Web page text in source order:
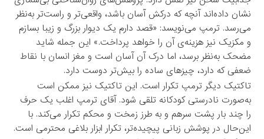
نشان داده‌اند آنچه که درکش آسان باشد، واقعی‌تر و راست‌تر به‌نظر
می‌رسد. ترمپ می‌نویسد: «قصد دارم یک دیوار بزرگ و زیبا بسازم
و مکزیک نیز هزینه‌ی آن را خواهد پرداخت.» این جمله شاید
مضحک به‌نظر برسد، اما درک آن آسان است و مغز انسان با نقاط
ضعفی که دارد، چیزهای ساده را بیش‌تر دوست دارد.
تاکتیک دیگر ترمپ تکرار است. این تاکتیک نیز ممکن است
به‌صورت نادرستی کودکانه تلقی شود. آقای ترمپ اغلب یک حرف
را چند بار پشت سرهم و به طرز زمخت و محکم تکرار می‌کند. با
این‌حال در پوشش زبانی پیچیده‌تر، تکرار ابزار بلاغی محترمی است.